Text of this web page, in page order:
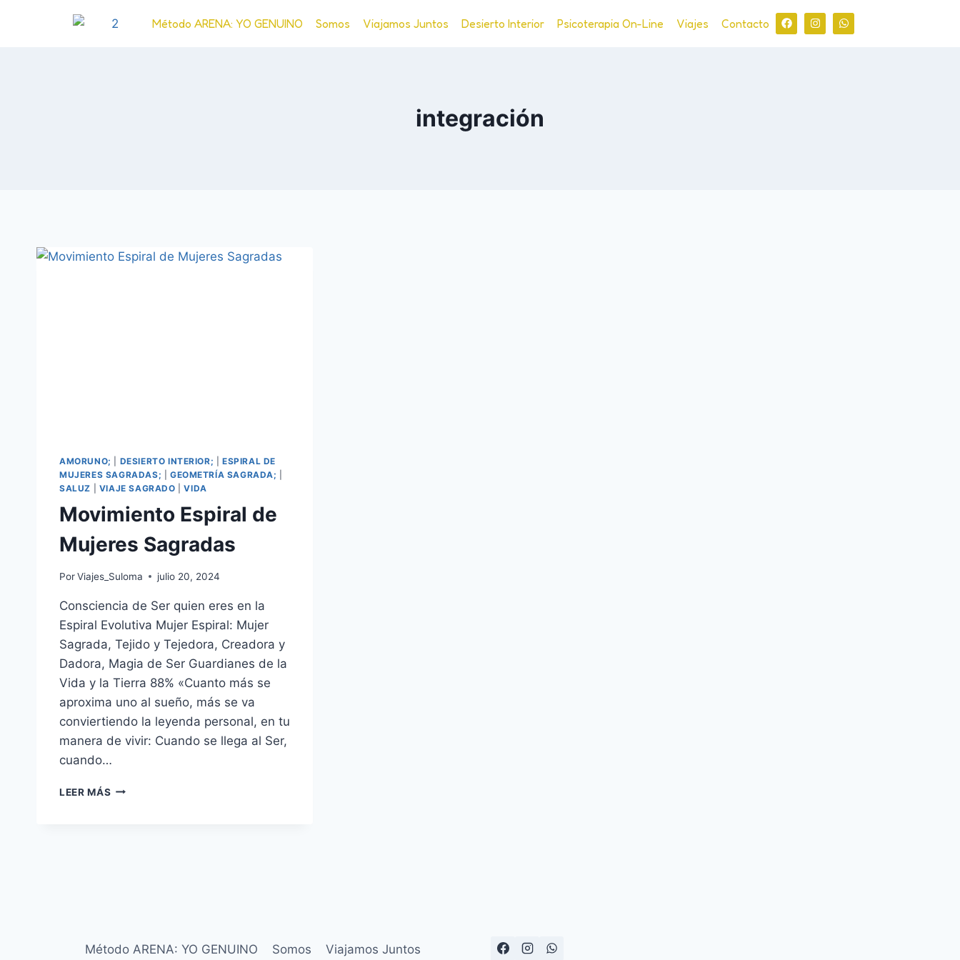
Método ARENA: YO GENUINO Somos Viajamos Juntos Desierto Interior Psicoterapia On-Line Viajes Contacto
integración
AMORUNO; DESIERTO INTERIOR; |ESPIRAL DE
MUJERES SAGRADAS;
GEOMETRÍA SAGRADA;
SALUZ
VIAJE SAGRADO |VIDA
Movimiento Espiral de
Mujeres Sagradas
PorViajes_Suloma julio 20, 2024
Consciencia de Ser quien eres en la
Espiral Evolutiva Mujer Espiral: Mujer
Sagrada, Tejido y Tejedora, Creadora y
Dadora, Magia de Ser Guardianes de la
Vida y la Tierra 88% «Cuanto más se
aproxima uno al sueño, más se va
conviertiendo la leyenda personal, en tu
manera de vivir: Cuando se llega al Ser,
cuando…
LEER MÁS
Método ARENA: YO GENUINO Somos Viajamos Juntos